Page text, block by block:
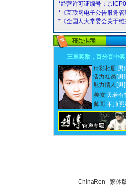
*经营许可证编号：京
*《互联网电子公告服务管
*《全国人大常委会关于维
三重奖励，百分百中奖
精彩相册[男]
活力社员 [男]
魅力情人 [男]
美女 天若有
帅哥不帅照
ChinaRen - 繁体